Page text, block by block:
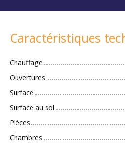
Caractéristiques
Chauffage
Ouvertures
Surface
Surface au sol
Pièces
Chambres